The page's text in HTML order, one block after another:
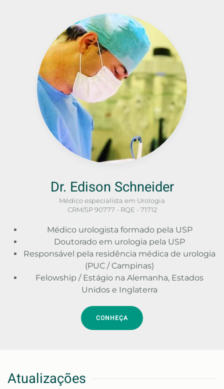
Dr. Edison Schneider
Médico especialista em Urologia
CRM/SP 90777 - RQE - 71712
Médico urologista formado pela USP
Doutorado em urologia pela USP
Responsável pela residência médica de urologia
(PUC / Campinas)
Felowship / Estágio na Alemanha, Estados
Unidos e Inglaterra
CONHEÇA
Atualizações